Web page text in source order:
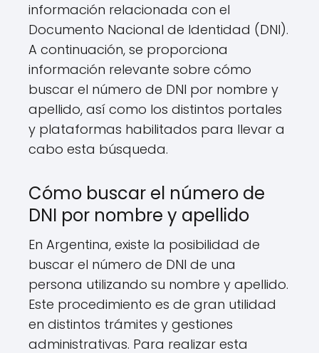
información relacionada con el
Documento Nacional de Identidad (DNI).
A continuación, se proporciona
información relevante sobre cómo
buscar el número de DNI por nombre y
apellido, así como los distintos portales
y plataformas habilitados para llevar a
cabo esta búsqueda.
Cómo buscar el número de
DNI por nombre y apellido
En Argentina, existe la posibilidad de
buscar el número de DNI de una
persona utilizando su nombre y apellido.
Este procedimiento es de gran utilidad
en distintos trámites y gestiones
administrativas. Para realizar esta